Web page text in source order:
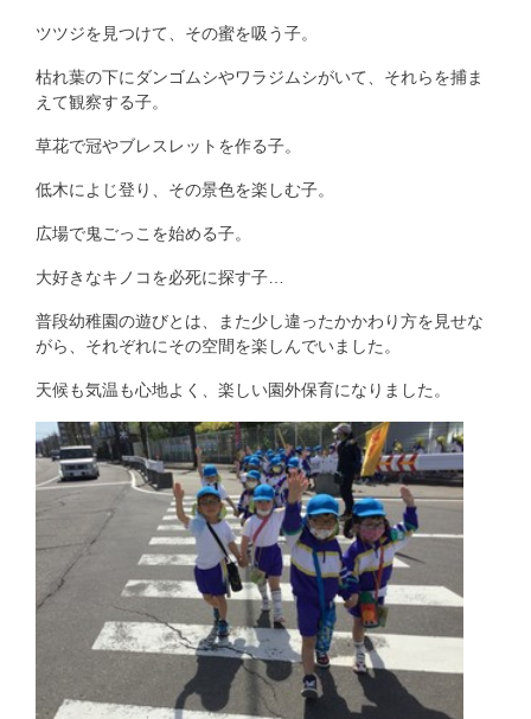
ツツジを見つけて、その蜜を吸う子。
枯れ葉の下にダンゴムシやワラジムシがいて、それらを捕ま
えて観察する子。
草花で冠やブレスレットを作る子。
低木によじ登り、その景色を楽しむ子。
広場で鬼ごっこを始める子。
大好きなキノコを必死に探す子…
普段幼稚園の遊びとは、また少し違ったかかわり方を見せな
がら、それぞれにその空間を楽しんでいました。
天候も気温も心地よく、楽しい園外保育になりました。